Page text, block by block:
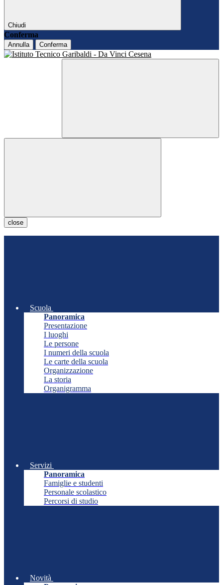
Chiudi
Conferma
Annulla Conferma
close
Scuola
Panoramica
Presentazione
I luoghi
Le persone
I numeri della scuola
Le carte della scuola
Organizzazione
La storia
Organigramma
Servizi
Panoramica
Famiglie e studenti
Personale scolastico
Percorsi di studio
Novità